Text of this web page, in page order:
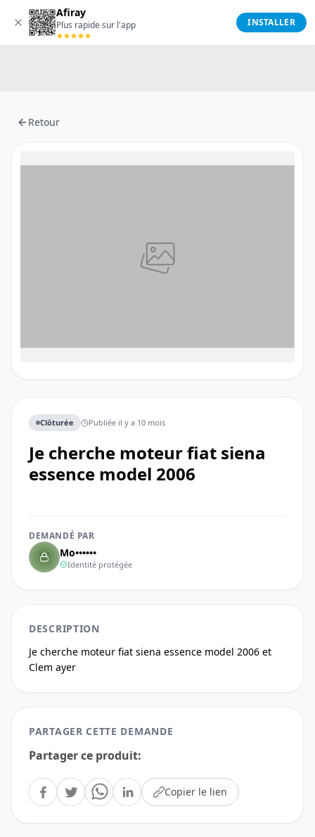
Afiray
Plus rapide sur l'app INSTALLER
Afiray
Retour
Clôturée Publiée il y a 10 mois
Je cherche moteur fiat siena
essence model 2006
DEMANDÉ PAR
Mo••••••
Identité protégée
DESCRIPTION
Je cherche moteur fiat siena essence model 2006 et
Clem ayer
PARTAGER CETTE DEMANDE
Partager ce produit:
Copier le lien